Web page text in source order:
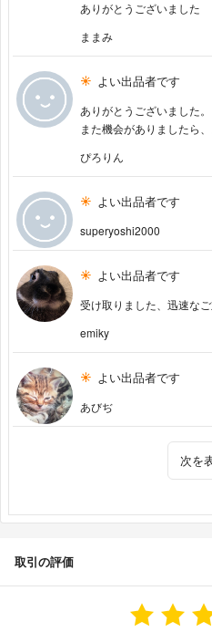
ありがとうございました
ままみ
よい出品者です
ありがとうございました。
また機会がありましたら
ぴろりん
よい出品者です
superyoshi2000
よい出品者です
受け取りました、迅速な
emiky
よい出品者です
あびぢ
次を
取引の評価